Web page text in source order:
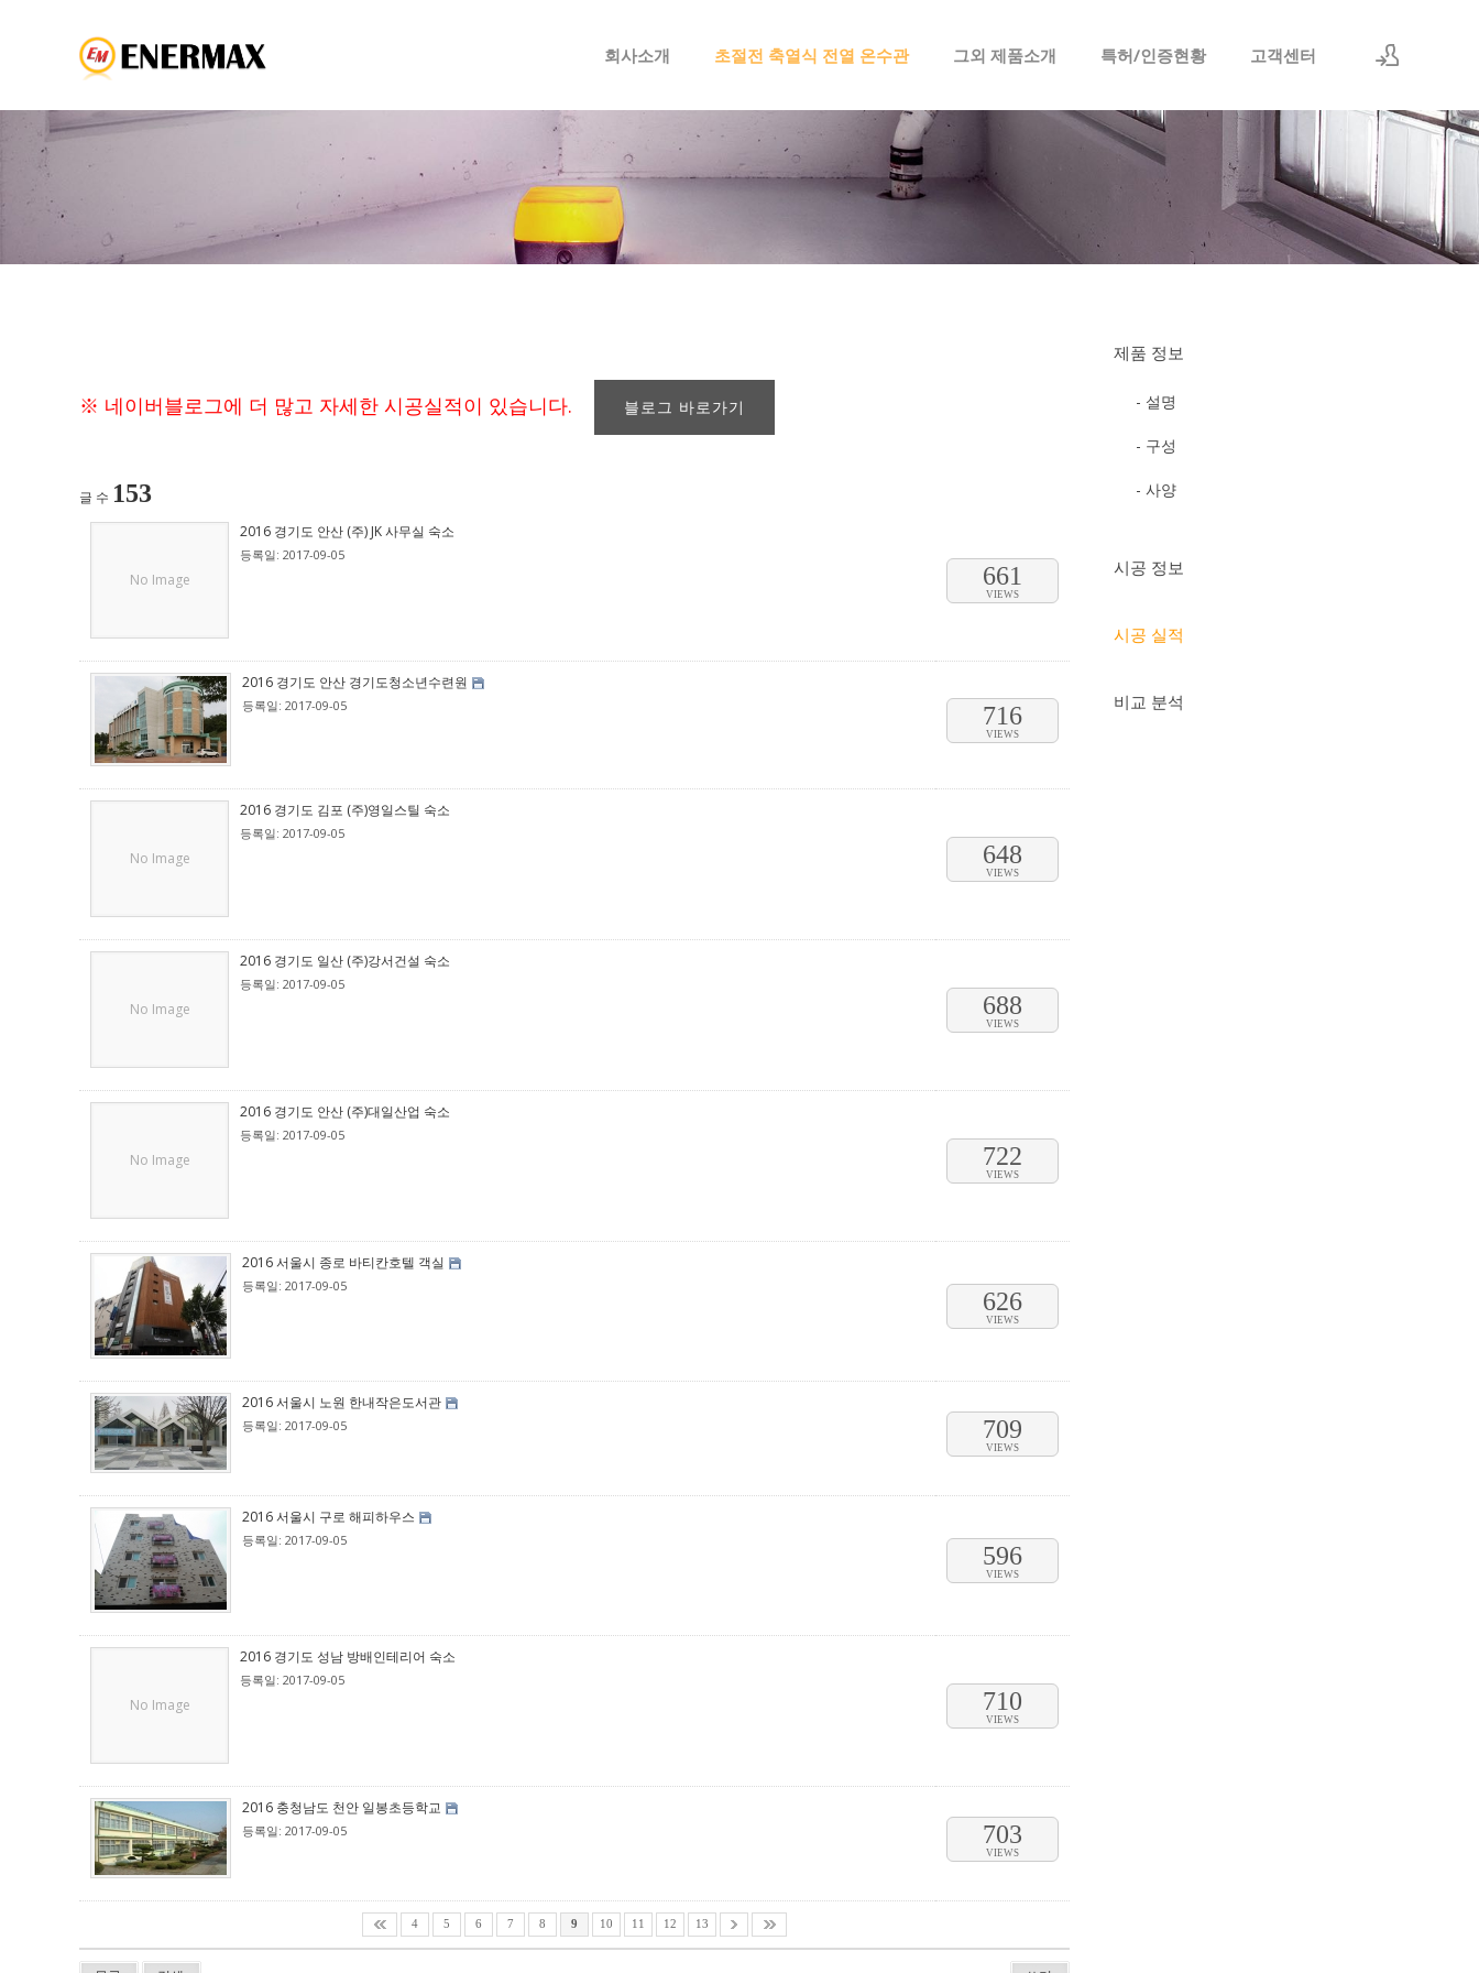
로그인
회원가입
회사소개 초절전 축열식 전열 온수관 그외 제품소개 특허/인증현황 고객센터
제품 정보
- 설명
- 구성
- 사양
시공 정보
시공 실적
비교 분석
※ 네이버블로그에 더 많고 자세한 시공실적이 있습니다. 블로그 바로가기
글 수 153
No Image
2016 경기도 안산 (주) JK 사무실 숙소
등록일: 2017-09-05
661
VIEWS
2016 경기도 안산 경기도청소년수련원
등록일: 2017-09-05 716
VIEWS
No Image
2016 경기도 김포 (주)영일스틸 숙소
등록일: 2017-09-05
648
VIEWS
No Image
2016 경기도 일산 (주)강서건설 숙소
등록일: 2017-09-05
688
VIEWS
No Image
2016 경기도 안산 (주)대일산업 숙소
등록일: 2017-09-05
722
VIEWS
2016 서울시 종로 바티칸호텔 객실
등록일: 2017-09-05
626
VIEWS
2016 서울시 노원 한내작은도서관
등록일: 2017-09-05 709
VIEWS
2016 서울시 구로 해피하우스
등록일: 2017-09-05
596
VIEWS
No Image
2016 경기도 성남 방배인테리어 숙소
등록일: 2017-09-05
710
VIEWS
2016 충청남도 천안 일봉초등학교
등록일: 2017-09-05 703
VIEWS
4 5 6 7 8 9 10 11 12 13